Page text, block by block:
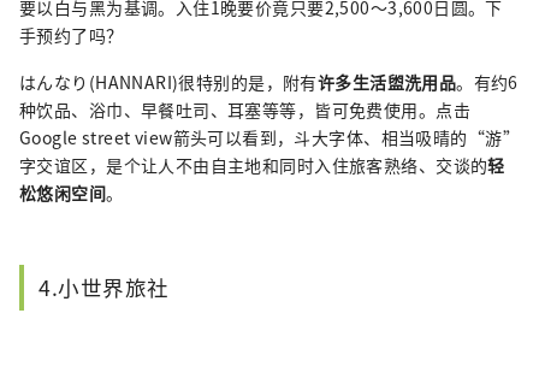
要以白与黑为基调。入住1晚要价竟只要2,500～3,600日圆。下
手预约了吗？
はんなり(HANNARI)很特别的是，附有许多生活盥洗用品。有约6
种饮品、浴巾、早餐吐司、耳塞等等，皆可免费使用。点击
Google street view箭头可以看到，斗大字体、相当吸晴的“游”
字交谊区，是个让人不由自主地和同时入住旅客熟络、交谈的轻
松悠闲空间。
4.小世界旅社